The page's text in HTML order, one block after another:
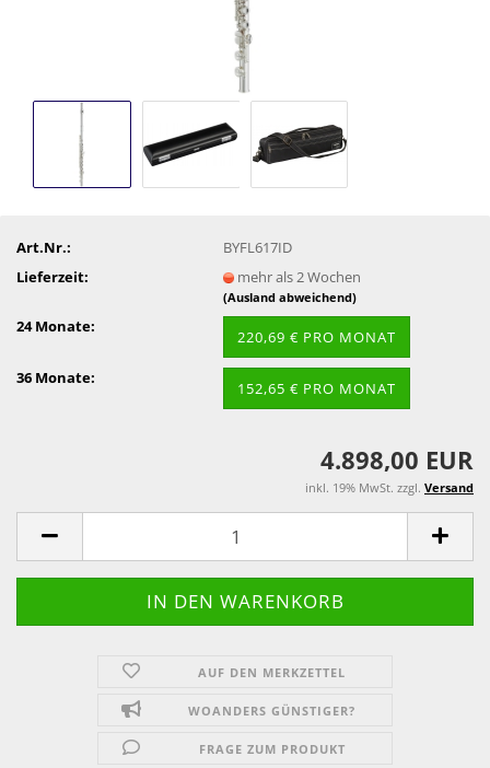
Art.Nr.:
BYFL617ID
Lieferzeit:
mehr als 2 Wochen
(Ausland abweichend)
24 Monate:
220,69 € PRO MONAT
36 Monate:
152,65 € PRO MONAT
4.898,00 EUR
inkl. 19% MwSt. zzgl. Versand
AUF DEN MERKZETTEL
WOANDERS GÜNSTIGER?
FRAGE ZUM PRODUKT